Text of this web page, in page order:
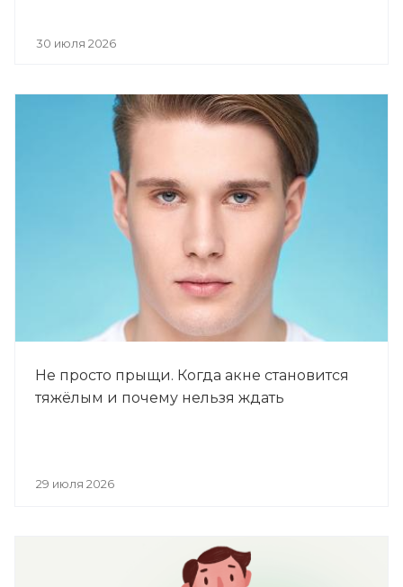
30 июля 2026
Не просто прыщи. Когда акне становится
тяжёлым и почему нельзя ждать
29 июля 2026